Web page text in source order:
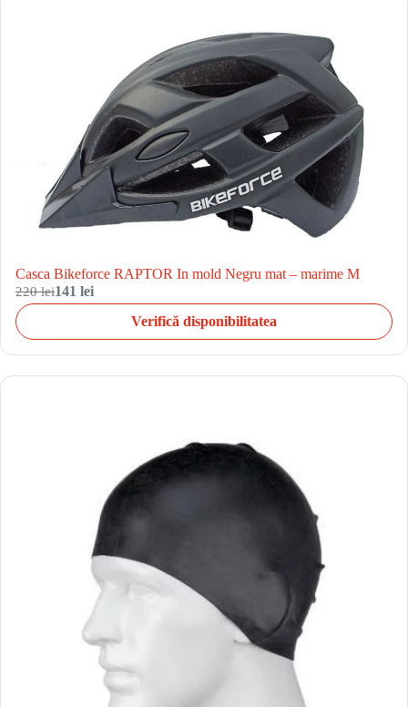
Casca Bikeforce RAPTOR In mold Negru mat – marime M
220 lei141 lei
Verifică disponibilitatea